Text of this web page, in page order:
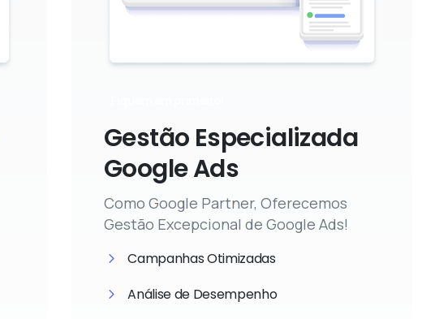
Gestão Especializada
Google Ads
Como Google Partner, Oferecemos
Gestão Excepcional de Google Ads!
Campanhas Otimizadas
Análise de Desempenho